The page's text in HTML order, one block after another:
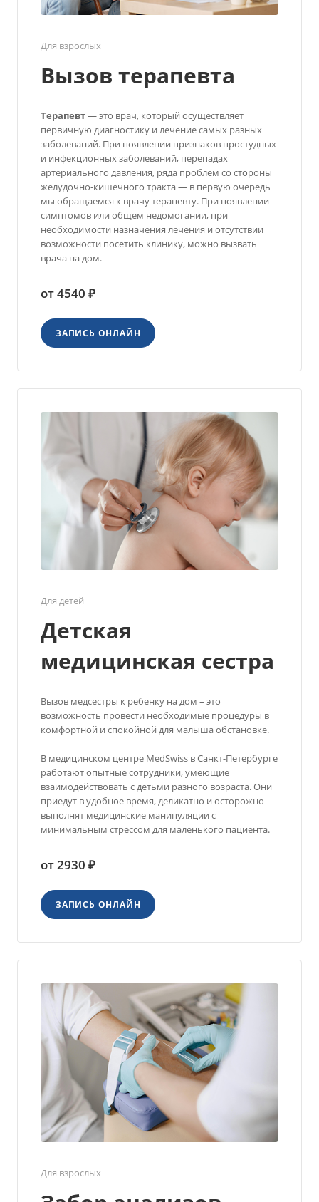
Для взрослых
Вызов терапевта
Терапевт— это врач, который осуществляет
первичную диагностику и лечение самых разных
заболеваний. При появлении признаков простудных
и инфекционных заболеваний, перепадах
артериального давления, ряда проблем со стороны
желудочно-кишечного тракта — в первую очередь
мы обращаемся к врачу терапевту. При появлении
симптомов или общем недомогании, при
необходимости назначения лечения и отсутствии
возможности посетить клинику, можно вызвать
врача на дом.
от 4540 ₽
ЗАПИСЬ ОНЛАЙН
Для детей
Детская
медицинская сестра
Вызов медсестры к ребенку на дом – это
возможность провести необходимые процедуры в
комфортной и спокойной для малыша обстановке.
В медицинском центре MedSwiss в Санкт-Петербурге
работают опытные сотрудники, умеющие
взаимодействовать с детьми разного возраста. Они
приедут в удобное время, деликатно и осторожно
выполнят медицинские манипуляции с
минимальным стрессом для маленького пациента.
от 2930 ₽
ЗАПИСЬ ОНЛАЙН
Для взрослых